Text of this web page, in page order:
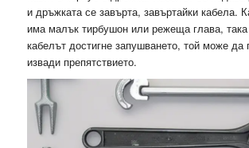
и дръжката се завърта, завъртайки кабела.
има малък тирбушон или режеща глава, така
кабелът достигне запушването, той може
извади препятствието.